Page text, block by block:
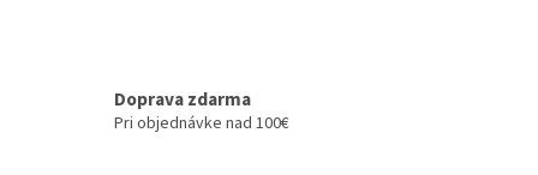
Doprava zdarma
Pri objednávke nad 100€